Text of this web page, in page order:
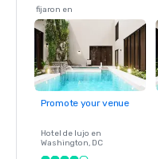
fijaron en
Promote your venue
Hotel de lujo en
Washington, DC